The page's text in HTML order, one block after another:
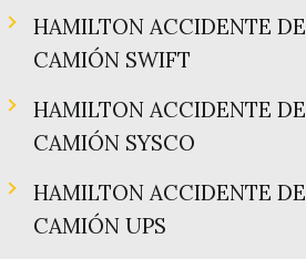
HAMILTON ACCIDENTE DE
CAMIÓN SWIFT
HAMILTON ACCIDENTE DE
CAMIÓN SYSCO
HAMILTON ACCIDENTE DE
CAMIÓN UPS